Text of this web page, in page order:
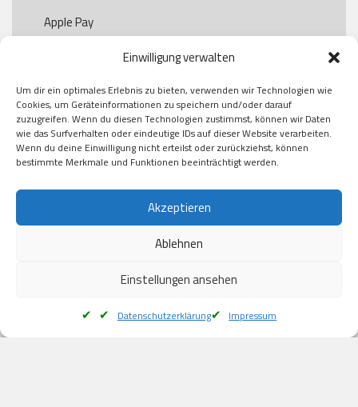
Einwilligung verwalten
Um dir ein optimales Erlebnis zu bieten, verwenden wir Technologien wie
Cookies, um Geräteinformationen zu speichern und/oder darauf
zuzugreifen. Wenn du diesen Technologien zustimmst, können wir Daten
wie das Surfverhalten oder eindeutige IDs auf dieser Website verarbeiten.
Wenn du deine Einwilligung nicht erteilst oder zurückziehst, können
bestimmte Merkmale und Funktionen beeinträchtigt werden.
Akzeptieren
Ablehnen
Einstellungen ansehen
Datenschutzerklärung Impressum
Apple Pay
Paypal
Kauf auf Rechung
Klarna
American Express